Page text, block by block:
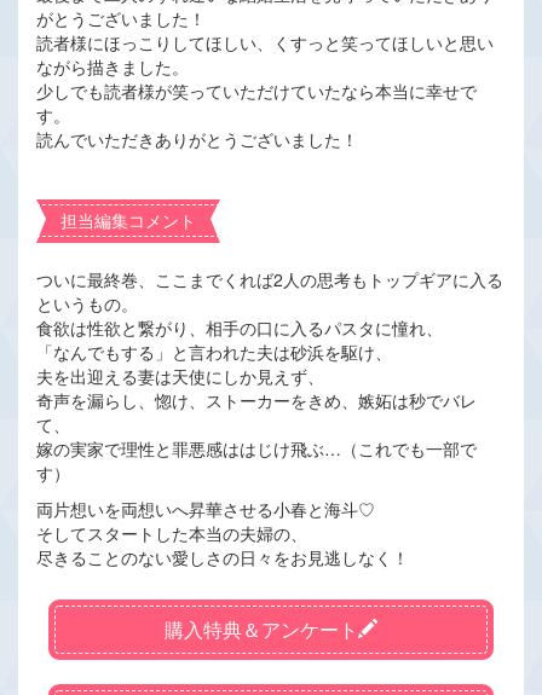
がとうございました！
読者様にほっこりしてほしい、くすっと笑ってほしいと思い
ながら描きました。
少しでも読者様が笑っていただけていたなら本当に幸せで
す。
読んでいただきありがとうございました！
担当編集コメント
ついに最終巻、ここまでくれば2人の思考もトップギアに入る
というもの。
食欲は性欲と繋がり、相手の口に入るパスタに憧れ、
「なんでもする」と言われた夫は砂浜を駆け、
夫を出迎える妻は天使にしか見えず、
奇声を漏らし、惚け、ストーカーをきめ、嫉妬は秒でバレ
て、
嫁の実家で理性と罪悪感ははじけ飛ぶ…（これでも一部で
す）
両片想いを両想いへ昇華させる小春と海斗♡
そしてスタートした本当の夫婦の、
尽きることのない愛しさの日々をお見逃しなく！
購入特典＆アンケート